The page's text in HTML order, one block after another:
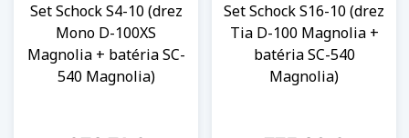
Set Schock S4-10 (drez
Mono D-100XS
Magnolia + batéria SC-
540 Magnolia)
Set Schock S16-10 (drez
Tia D-100 Magnolia +
batéria SC-540
Magnolia)